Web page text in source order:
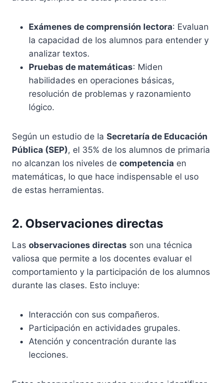
Exámenes de comprensión lectora: Evaluan
la capacidad de los alumnos para entender y
analizar textos.
Pruebas de matemáticas: Miden
habilidades en operaciones básicas,
resolución de problemas y razonamiento
lógico.
Según un estudio de la Secretaría de Educación
Pública (SEP), el 35% de los alumnos de primaria
no alcanzan los niveles de competencia en
matemáticas, lo que hace indispensable el uso
de estas herramientas.
2. Observaciones directas
Las observaciones directas son una técnica
valiosa que permite a los docentes evaluar el
comportamiento y la participación de los alumnos
durante las clases. Esto incluye:
Interacción con sus compañeros.
Participación en actividades grupales.
Atención y concentración durante las
lecciones.